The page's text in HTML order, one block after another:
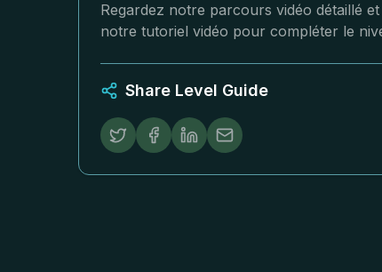
Regardez notre parcours vidéo détaillé
notre tutoriel vidéo pour compléter le
Share Level Guide